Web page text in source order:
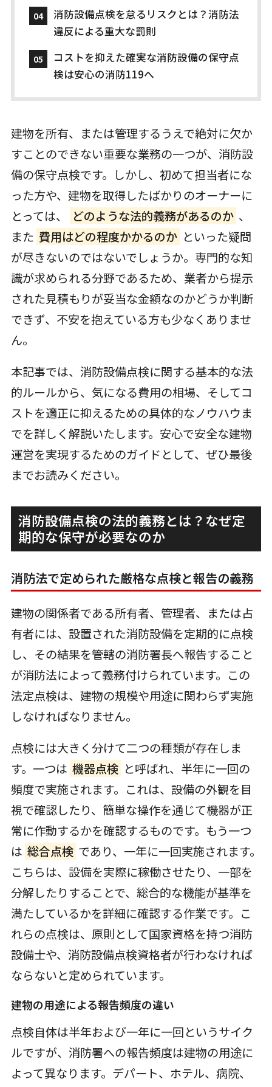
消防設備点検を怠るリスクとは？消防法
違反による重大な罰則
コストを抑えた確実な消防設備の保守点
検は安心の消防119へ
建物を所有、または管理するうえで絶対に欠か
すことのできない重要な業務の一つが、消防設
備の保守点検です。しかし、初めて担当者にな
った方や、建物を取得したばかりのオーナーに
とっては、
どのような法的義務があるのか 、
また 費用はどの程度かかるのか といった疑問
が尽きないのではないでしょうか。専門的な知
識が求められる分野であるため、業者から提示
された見積もりが妥当な金額なのかどうか判断
できず、不安を抱えている方も少なくありませ
ん。
本記事では、消防設備点検に関する基本的な法
的ルールから、気になる費用の相場、そしてコ
ストを適正に抑えるための具体的なノウハウま
でを詳しく解説いたします。安心で安全な建物
運営を実現するためのガイドとして、ぜひ最後
までお読みください。
消防設備点検の法的義務とは？なぜ定
期的な保守が必要なのか
消防法で定められた厳格な点検と報告の義務
建物の関係者である所有者、管理者、または占
有者には、設置された消防設備を定期的に点検
し、その結果を管轄の消防署長へ報告すること
が消防法によって義務付けられています。この
法定点検は、建物の規模や用途に関わらず実施
しなければなりません。
点検には大きく分けて二つの種類が存在しま
す。一つは 機器点検 と呼ばれ、半年に一回の
頻度で実施されます。これは、設備の外観を目
視で確認したり、簡単な操作を通じて機器が正
常に作動するかを確認するものです。もう一つ
は 総合点検 であり、一年に一回実施されます。
こちらは、設備を実際に稼働させたり、一部を
分解したりすることで、総合的な機能が基準を
満たしているかを詳細に確認する作業です。こ
れらの点検は、原則として国家資格を持つ消防
設備士や、消防設備点検資格者が行わなければ
ならないと定められています。
建物の用途による報告頻度の違い
点検自体は半年および一年に一回というサイク
ルですが、消防署への報告頻度は建物の用途に
よって異なります。デパート、ホテル、病院、